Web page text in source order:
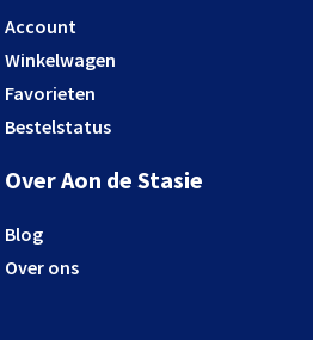
Account
Winkelwagen
Favorieten
Bestelstatus
Over Aon de Stasie
Blog
Over ons